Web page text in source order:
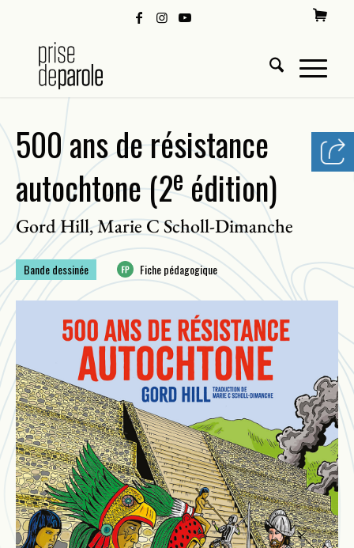
500 ans de résistance
autochtone (2eédition)
Gord Hill,Marie C Scholl-Dimanche
Bande dessinée Fiche pédagogique